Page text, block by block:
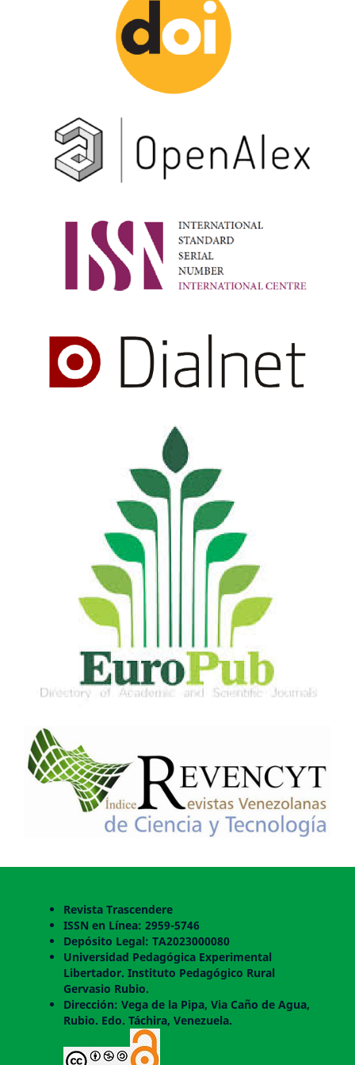
Revista Trascendere
ISSN en Línea: 2959-5746
Depósito Legal: TA2023000080
Universidad Pedagógica Experimental
Libertador. Instituto Pedagógico Rural
Gervasio Rubio.
Dirección: Vega de la Pipa, Via Caño de Agua,
Rubio. Edo. Táchira, Venezuela.